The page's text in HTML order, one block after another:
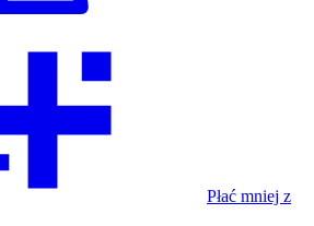
Płać mniej z